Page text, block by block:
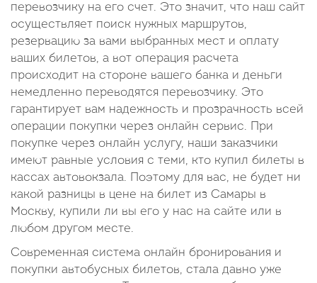
перевозчику на его счет. Это значит, что наш сайт
осуществляет поиск нужных маршрутов,
резервацию за вами выбранных мест и оплату
ваших билетов, а вот операция расчета
происходит на стороне вашего банка и деньги
немедленно переводятся перевозчику. Это
гарантирует вам надежность и прозрачность всей
операции покупки через онлайн сервис. При
покупке через онлайн услугу, наши заказчики
имеют равные условия с теми, кто купил билеты в
кассах автовокзала. Поэтому для вас, не будет ни
какой разницы в цене на билет из Самары в
Москву, купили ли вы его у нас на сайте или в
любом другом месте.
Современная система онлайн бронирования и
покупки автобусных билетов, стала давно уже